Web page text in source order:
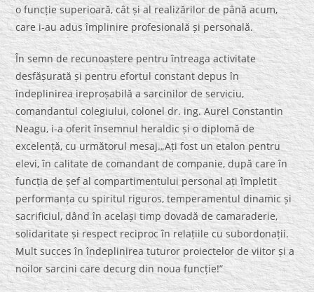
o funcție superioară, cât și al realizărilor de până acum,
care i-au adus împlinire profesională și personală.
În semn de recunoaștere pentru întreaga activitate
desfășurată și pentru efortul constant depus în
îndeplinirea ireproșabilă a sarcinilor de serviciu,
comandantul colegiului, colonel dr. ing. Aurel Constantin
Neagu, i-a oferit însemnul heraldic și o diplomă de
excelență, cu următorul mesaj.„Ați fost un etalon pentru
elevi, în calitate de comandant de companie, după care în
funcția de șef al compartimentului personal ați împletit
performanța cu spiritul riguros, temperamentul dinamic și
sacrificiul, dând în același timp dovadă de camaraderie,
solidaritate și respect reciproc în relațiile cu subordonații.
Mult succes în îndeplinirea tuturor proiectelor de viitor și a
noilor sarcini care decurg din noua funcție!”